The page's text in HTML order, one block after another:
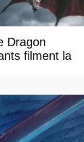
Dragon
filment la